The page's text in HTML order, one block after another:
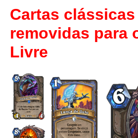
Cartas clássicas
removidas para
Livre